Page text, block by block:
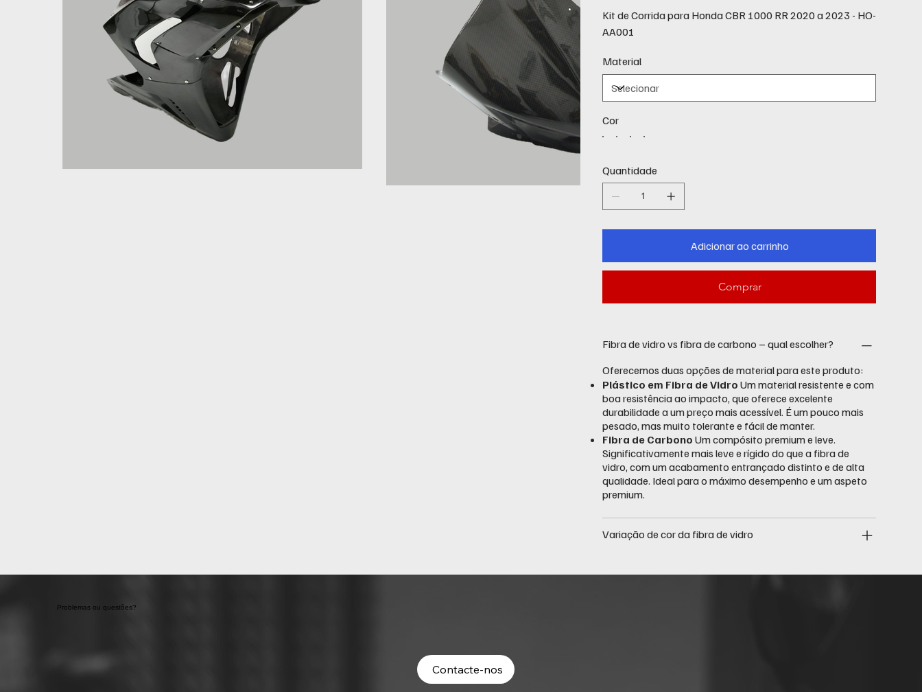
Kit de Corrida para Honda CBR 1000 RR 2020 a 2023 - HO-
AA001
Material
Cor
Quantidade
Adicionar ao carrinho
Comprar
Fibra de vidro vs fibra de carbono – qual escolher?
Oferecemos duas opções de material para este produto:
Plástico em Fibra de Vidro Um material resistente e com
boa resistência ao impacto, que oferece excelente
durabilidade a um preço mais acessível. É um pouco mais
pesado, mas muito tolerante e fácil de manter.
Fibra de Carbono Um compósito premium e leve.
Significativamente mais leve e rígido do que a fibra de
vidro, com um acabamento entrançado distinto e de alta
qualidade. Ideal para o máximo desempenho e um aspeto
premium.
Variação de cor da fibra de vidro
Problemas ou questões?
Contacte-nos